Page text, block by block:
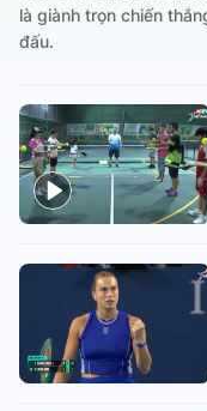
là giành trọn chiến
đấu.